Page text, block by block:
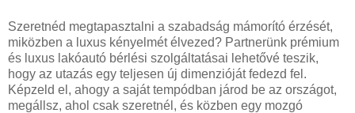
Szeretnéd megtapasztalni a szabadság mámorító érzését,
miközben a luxus kényelmét élvezed? Partnerünk prémium
és luxus lakóautó bérlési szolgáltatásai lehetővé teszik,
hogy az utazás egy teljesen új dimenzióját fedezd fel.
Képzeld el, ahogy a saját tempódban járod be az országot,
megállsz, ahol csak szeretnél, és közben egy mozgó